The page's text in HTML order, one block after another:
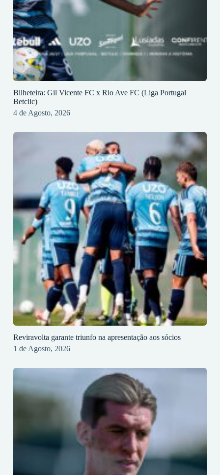
Bilheteira: Gil Vicente FC x Rio Ave FC (Liga Portugal
Betclic)
4 de Agosto, 2026
Reviravolta garante triunfo na apresentação aos sócios
1 de Agosto, 2026